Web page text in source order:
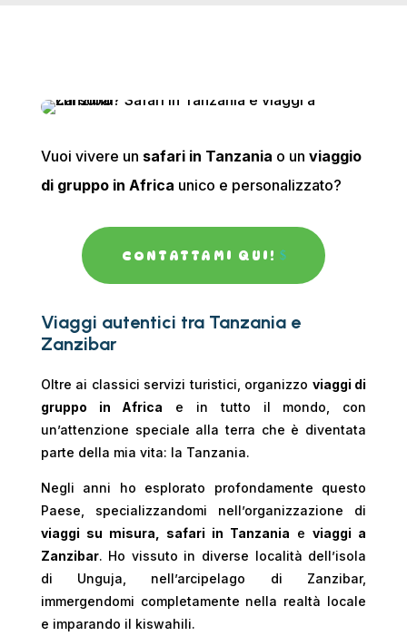
Vuoi vivere un safari in Tanzania o un viaggio
di gruppo in Africa unico e personalizzato?
CONTATTAMI QUI!
Viaggi autentici tra Tanzania e
Zanzibar
Oltre ai classici servizi turistici, organizzo viaggi di
gruppo in Africa e in tutto il mondo, con
un’attenzione speciale alla terra che è diventata
parte della mia vita: la Tanzania.
Negli anni ho esplorato profondamente questo
Paese, specializzandomi nell’organizzazione di
viaggi su misura, safari in Tanzania eviaggi a
Zanzibar. Ho vissuto in diverse località dell’isola
di Unguja, nell’arcipelago di Zanzibar,
immergendomi completamente nella realtà locale
e imparando il kiswahili.